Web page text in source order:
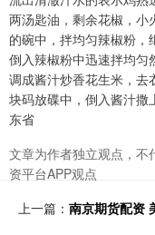
两汤匙油，剩余花椒，小
的碗中，拌均匀辣椒粉，
倒入辣椒粉中迅速拌均匀
调成酱汁炒香花生米，去
块码放碟中，倒入酱汁撒
东省
文章为作者独立观点，
资平台APP观点
上一篇： 南京期货配资